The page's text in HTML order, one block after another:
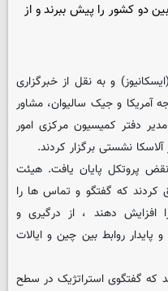
دو کشور را پیش ببرند و از
و به نقل از خبرگزاری
آمریکا و جیک سالیوان، مشاور
دفتر کمیسیون مرکزی امور
نشستی برگزار کردند.
پروتکل پایان یافت. هیئت
کردند که گفتگو و تماس ها را
افزایش دهند ، از درگیری و
روابط بین چین و ایالات
که گفتگوی استراتژیک در سطح